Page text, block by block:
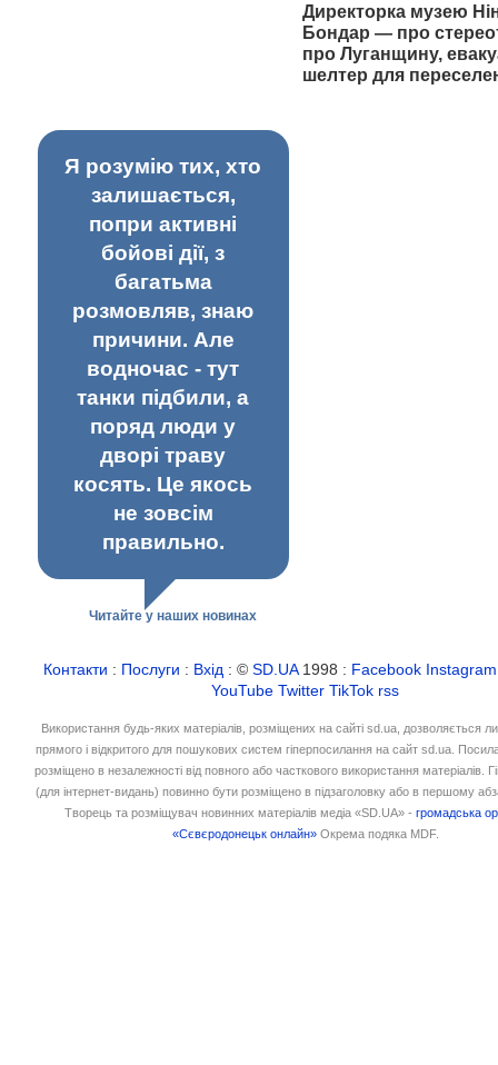
Директорка музею
Бондар — про
про Луганщину,
шелтер для
Я розумію тих, хто
залишається,
попри активні
бойові дії, з
багатьма
розмовляв, знаю
причини. Але
водночас - тут
танки підбили, а
поряд люди у
дворі траву
косять. Це якось
не зовсім
правильно.
Читайте у наших новинах
Контакти : Послуги : Вхід : ©SD.UA1998 : Facebook Instagram
YouTube Twitter TikTok rss
Використання будь-яких матеріалів, розміщених на сайті sd.ua, дозволяється
прямого і відкритого для пошукових систем гіперпосилання на сайт sd.ua.
розміщено в незалежності від повного або часткового використання матеріалів.
(для інтернет-видань) повинно бути розміщено в підзаголовку або в першому
Творець та розміщувач новинних матеріалів медіа «SD.UA» -громадська
«Сєвєродонецьк онлайн» Окрема подяка MDF.